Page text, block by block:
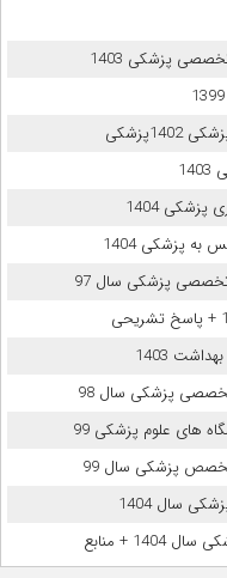
پزشکی 1403
1404
به پزشکی 1404
پزشکی سال 97
1403
پزشکی سال 98
علوم پزشکی 99
تخصص پزشکی سال 99
سال 1404
+ منابع